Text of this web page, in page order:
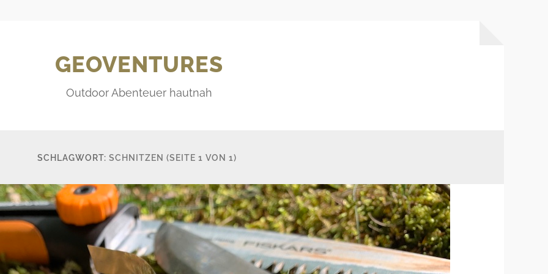
GEOVENTURES
Outdoor Abenteuer hautnah
SCHLAGWORT: SCHNITZEN (SEITE 1 VON 1)